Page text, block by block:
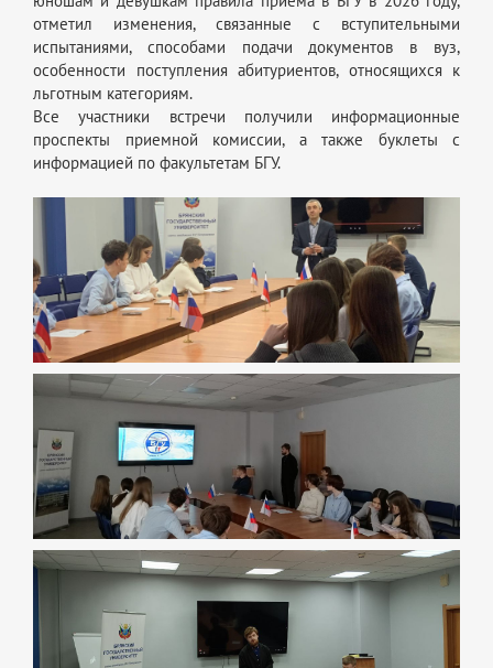
отметил изменения, связанные с вступительными
испытаниями, способами подачи документов в вуз,
особенности поступления абитуриентов, относящихся к
льготным категориям.
Все участники встречи получили информационные
проспекты приемной комиссии, а также буклеты с
информацией по факультетам БГУ.